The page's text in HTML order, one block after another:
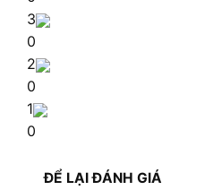
3
0
2
0
1
0
ĐỂ LẠI ĐÁNH GIÁ